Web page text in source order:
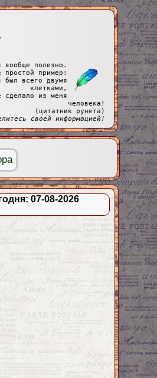
07-08-2026
вообще полезно.
простой пример:
был всего двумя
клетками,
сделало из меня
человека!
(цитатник рунета)
своей информацией!